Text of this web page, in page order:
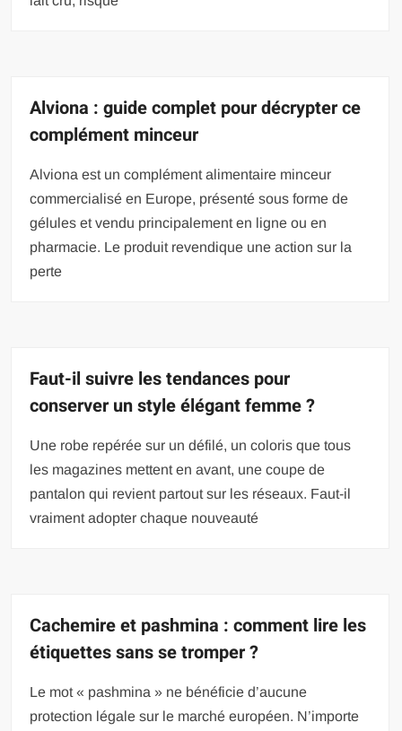
Alviona : guide complet pour décrypter ce
complément minceur
Alviona est un complément alimentaire minceur
commercialisé en Europe, présenté sous forme de
gélules et vendu principalement en ligne ou en
pharmacie. Le produit revendique une action sur la
perte
Faut-il suivre les tendances pour
conserver un style élégant femme ?
Une robe repérée sur un défilé, un coloris que tous
les magazines mettent en avant, une coupe de
pantalon qui revient partout sur les réseaux. Faut-il
vraiment adopter chaque nouveauté
Cachemire et pashmina : comment lire les
étiquettes sans se tromper ?
Le mot « pashmina » ne bénéficie d’aucune
protection légale sur le marché européen. N’importe